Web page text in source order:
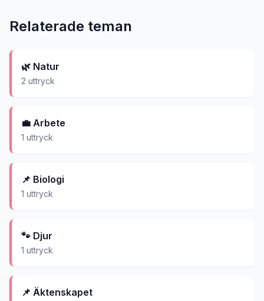
Relaterade teman
🌿 Natur
2 uttryck
💼 Arbete
1 uttryck
📌 Biologi
1 uttryck
🐾 Djur
1 uttryck
📌 Äktenskapet